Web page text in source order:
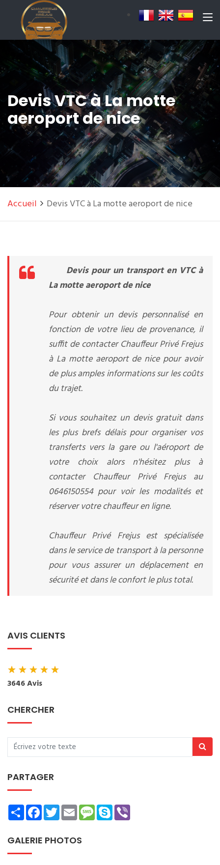
Devis VTC à La motte
aeroport de nice
Accueil Devis VTC à La motte aeroport de nice
Devis pour un transport en VTC à
La motte aeroport de nice
Pour obtenir un devis personnalisé en
fonction de votre lieu de provenance, il
suffit de contacter Chauffeur Privé Frejus
à La motte aeroport de nice pour avoir
de plus amples informations sur les coûts
du trajet.
Si vous souhaitez un devis gratuit dans
les plus brefs délais pour organiser vos
transferts vers la gare ou l'aéroport de
votre choix alors n'hésitez plus à
contacter Chauffeur Privé Frejus au
0646150554 pour voir les modalités et
réserver votre chauffeur en ligne.
Chauffeur Privé Frejus est spécialisée
dans le service de transport à la personne
pour vous assurer un déplacement en
sécurité et dans le confort le plus total.
AVIS CLIENTS
★★★★★
3646 Avis
CHERCHER
PARTAGER
ShareFacebookTwitterEmailMessage
Skype
GALERIE PHOTOS